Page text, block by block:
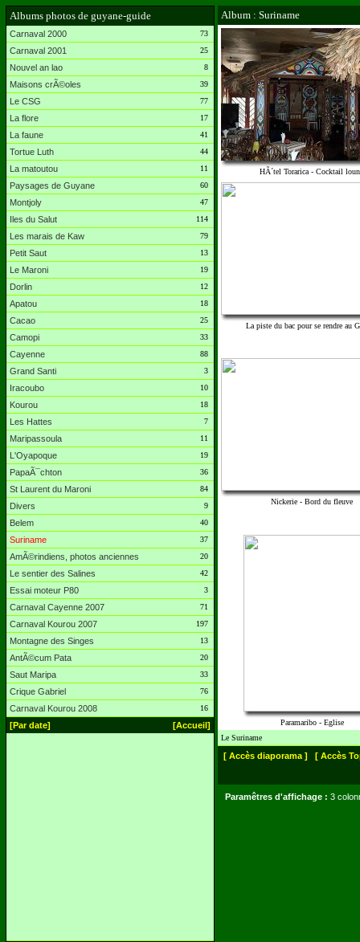
Albums photos de guyane-guide
Carnaval 2000 73
Carnaval 2001 25
Nouvel an lao 8
Maisons crÃ©oles 39
Le CSG 77
La flore 17
La faune 41
Tortue Luth 44
La matoutou 11
Paysages de Guyane 60
Montjoly 47
Iles du Salut 114
Les marais de Kaw 79
Petit Saut 13
Le Maroni 19
Dorlin 12
Apatou 18
Cacao 25
Camopi 33
Cayenne 88
Grand Santi 3
Iracoubo 10
Kourou 18
Les Hattes 7
Maripassoula 11
L'Oyapoque 19
PapaÃ¯chton 36
St Laurent du Maroni 84
Divers 9
Belem 40
Suriname 37
AmÃ©rindiens, photos anciennes 20
Le sentier des Salines 42
Essai moteur P80 3
Carnaval Cayenne 2007 71
Carnaval Kourou 2007 197
Montagne des Singes 13
AntÃ©cum Pata 20
Saut Maripa 33
Crique Gabriel 76
Carnaval Kourou 2008 16
[Par date] [Accueil]
Album : Suriname
HÃ´tel Torarica - Cocktail
La piste du bac pour se rendre au
Nickerie - Bord du fleuve
Paramaribo - Eglise
Le Suriname
[ Accès diaporama ] [ Accès
Paramêtres d'affichage : 3